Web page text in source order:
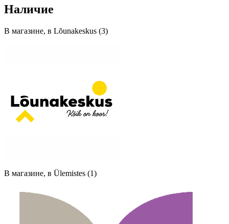
Наличие
В магазине, в Lõunakeskus (3)
В магазине, в Ülemistes (1)